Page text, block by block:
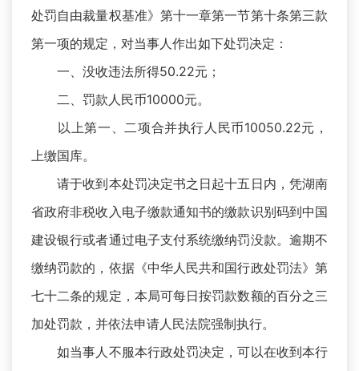
处罚自由裁量权基准》第十一章第一节第十条第三款
第一项的规定，对当事人作出如下处罚决定：
一、没收违法所得50.22元；
二、罚款人民币10000元。
以上第一、二项合并执行人民币10050.22元，
上缴国库。
请于收到本处罚决定书之日起十五日内，凭湖南
省政府非税收入电子缴款通知书的缴款识别码到中国
建设银行或者通过电子支付系统缴纳罚没款。逾期不
缴纳罚款的，依据《中华人民共和国行政处罚法》第
七十二条的规定，本局可每日按罚款数额的百分之三
加处罚款，并依法申请人民法院强制执行。
如当事人不服本行政处罚决定，可以在收到本行